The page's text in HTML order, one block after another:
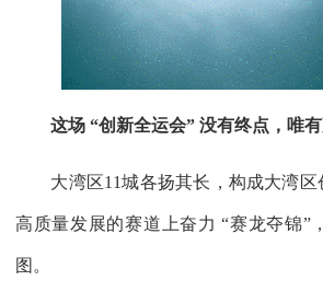
这场 “创新全运会” 没有终点，唯有
大湾区11城各扬其长，构成大湾区
高质量发展的赛道上奋力 “赛龙夺锦”
图。